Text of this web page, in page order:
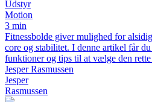
Udstyr
Motion
3 min
Fitnessbolde giver mulighed for
core og stabilitet. I denne artikel får
funktioner og tips til at vælge den
Jesper Rasmussen
Jesper
Rasmussen